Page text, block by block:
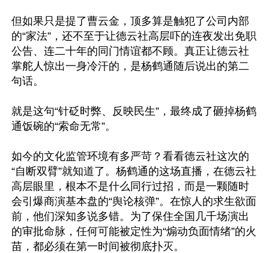
但如果只是提了曹云金，顶多算是触犯了公司内部
的“家法”，还不至于让德云社高层吓的连夜发出免职
公告、连二十年的同门情谊都不顾。真正让德云社
掌舵人惊出一身冷汗的，是杨鹤通随后说出的第二
句话。
就是这句“针砭时弊、反映民生”，最终成了砸掉杨鹤
通饭碗的“索命无常”。
如今的文化监管环境有多严苛？看看德云社这次的
“自断双臂”就知道了。杨鹤通的这场直播，在德云社
高层眼里，根本不是什么同行过招，而是一颗随时
会引爆商演基本盘的“舆论核弹”。在惊人的求生欲面
前，他们深知多说多错。为了保住全国几千场演出
的审批命脉，任何可能被定性为“煽动负面情绪”的火
苗，都必须在第一时间被彻底扑灭。